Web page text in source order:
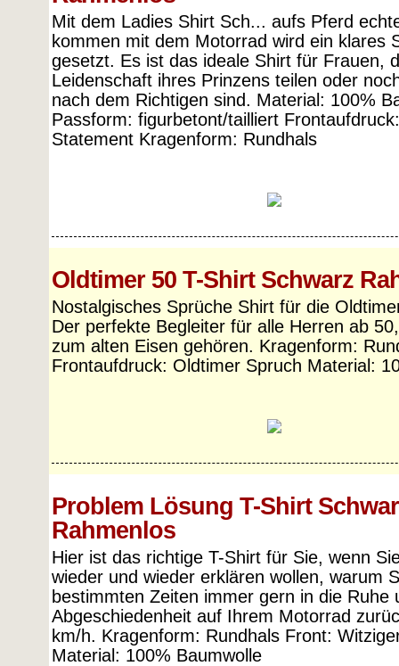
Mit dem Ladies Shirt Sch... aufs Pferd
kommen mit dem Motorrad wird ein klares
gesetzt. Es ist das ideale Shirt für Frauen,
Leidenschaft ihres Prinzens teilen oder
nach dem Richtigen sind. Material: 100%
Passform: figurbetont/tailliert
Statement Kragenform: Rundhals
Oldtimer 50 T-Shirt Schwarz
Nostalgisches Sprüche Shirt für die
Der perfekte Begleiter für alle Herren ab
zum alten Eisen gehören. Kragenform:
Frontaufdruck: Oldtimer Spruch Material:
Problem Lösung T-Shirt
Rahmenlos
Hier ist das richtige T-Shirt für Sie, wenn
wieder und wieder erklären wollen, warum
bestimmten Zeiten immer gern in die Ruhe
Abgeschiedenheit auf Ihrem Motorrad
km/h. Kragenform: Rundhals Front:
Material: 100% Baumwolle